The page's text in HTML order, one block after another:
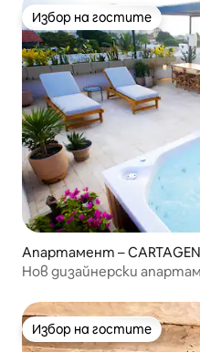
Избор на гостите
Избор на гостите
Апартамент –
Нов дизайнерски
Избор на гостите
Избор на гостите